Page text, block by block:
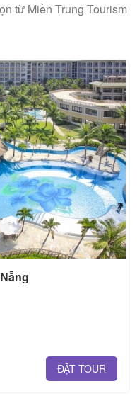
từ Miền Trung Tourism
ĐẶT TOUR